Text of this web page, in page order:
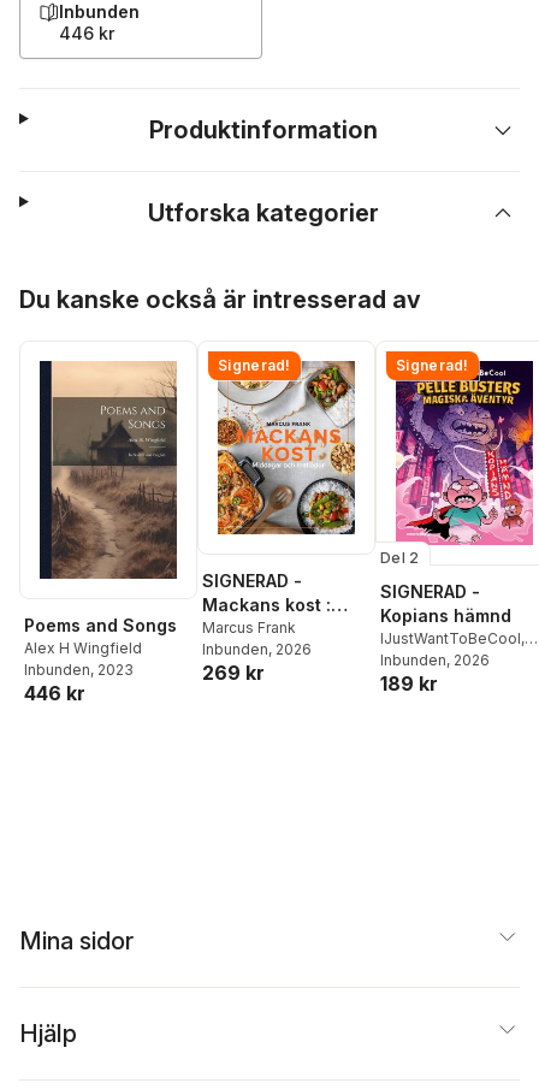
Inbunden
446 kr
Produktinformation
Utforska kategorier
Du kanske också är intresserad av
Poems and Songs
Alex H Wingfield
Inbunden, 2023
446 kr
Signerad!
SIGNERAD -
Mackans kost :
Middagar och
matlådor
Marcus Frank
Inbunden, 2026
269 kr
Signerad!
Del 2
SIGNERAD -
Kopians hämnd
IJustWantToBeCool,
Joel Adolphson
Ejdemo Beer
Inbunden, 2026
189 kr
Mina sidor
Hjälp